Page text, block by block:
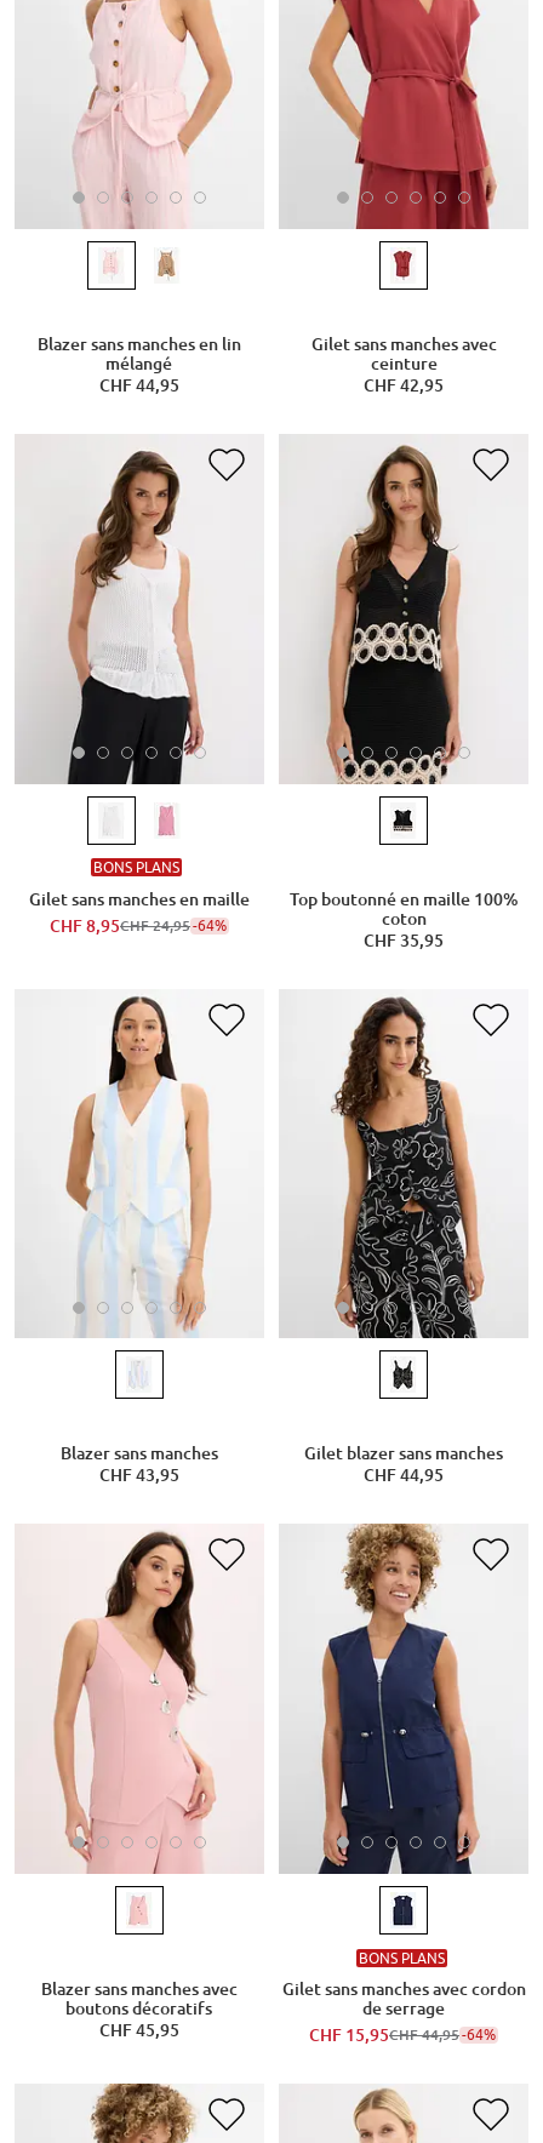
Blazer sans manches en lin
mélangé
CHF 44,95
Gilet sans manches avec
ceinture
CHF 42,95
BONS PLANS
Gilet sans manches en maille
CHF 8,95CHF 24,95-64%
Top boutonné en maille 100%
coton
CHF 35,95
Blazer sans manches
CHF 43,95
Gilet blazer sans manches
CHF 44,95
Blazer sans manches avec
boutons décoratifs
CHF 45,95
BONS PLANS
Gilet sans manches avec cordon
de serrage
CHF 15,95CHF 44,95-64%